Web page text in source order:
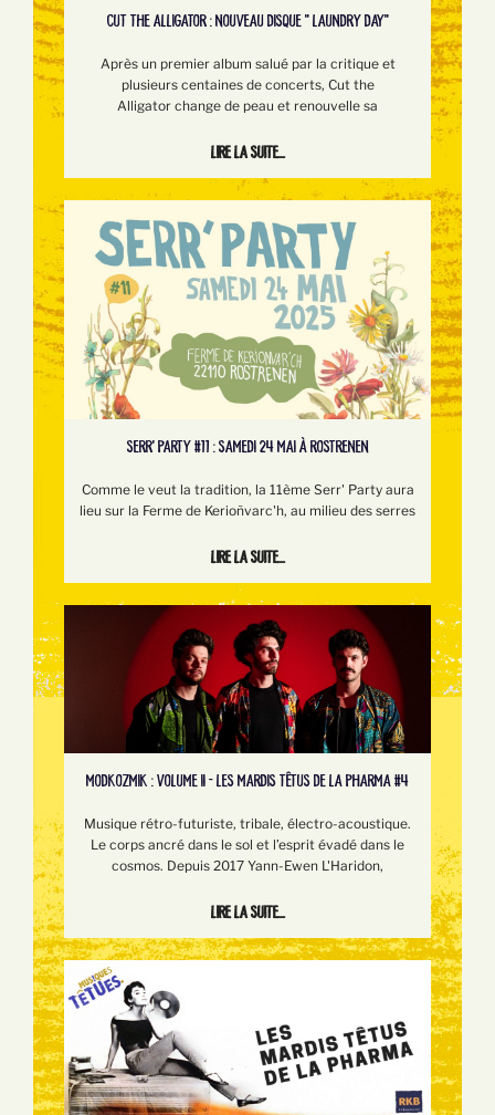
CUT THE ALLIGATOR : NOUVEAU DISQUE " LAUNDRY DAY"
Après un premier album salué par la critique et
plusieurs centaines de concerts, Cut the
Alligator change de peau et renouvelle sa
Lire la suite...
SERR’ PARTY #11 : SAMEDI 24 MAI À ROSTRENEN
Comme le veut la tradition, la 11ème Serr' Party aura
lieu sur la Ferme de Kerioñvarc'h, au milieu des serres
Lire la suite...
MODKOZMIK : VOLUME II - LES MARDIS TÊTUS DE LA PHARMA #4
Musique rétro-futuriste, tribale, électro-acoustique.
Le corps ancré dans le sol et l’esprit évadé dans le
cosmos. Depuis 2017 Yann-Ewen L'Haridon,
Lire la suite...